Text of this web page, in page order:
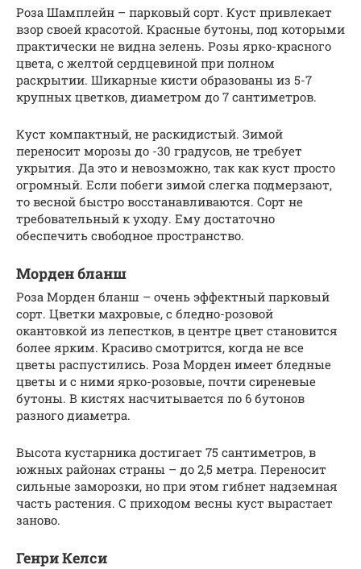
Роза Шамплейн – парковый сорт. Куст привлекает
взор своей красотой. Красные бутоны, под которыми
практически не видна зелень. Розы ярко-красного
цвета, с желтой сердцевиной при полном
раскрытии. Шикарные кисти образованы из 5-7
крупных цветков, диаметром до 7 сантиметров.
Куст компактный, не раскидистый. Зимой
переносит морозы до -30 градусов, не требует
укрытия. Да это и невозможно, так как куст просто
огромный. Если побеги зимой слегка подмерзают,
то весной быстро восстанавливаются. Сорт не
требовательный к уходу. Ему достаточно
обеспечить свободное пространство.
Морден бланш
Роза Морден бланш – очень эффектный парковый
сорт. Цветки махровые, с бледно-розовой
окантовкой из лепестков, в центре цвет становится
более ярким. Красиво смотрится, когда не все
цветы распустились. Роза Морден имеет бледные
цветы и с ними ярко-розовые, почти сиреневые
бутоны. В кистях насчитывается по 6 бутонов
разного диаметра.
Высота кустарника достигает 75 сантиметров, в
южных районах страны – до 2,5 метра. Переносит
сильные заморозки, но при этом гибнет надземная
часть растения. С приходом весны куст вырастает
заново.
Генри Келси